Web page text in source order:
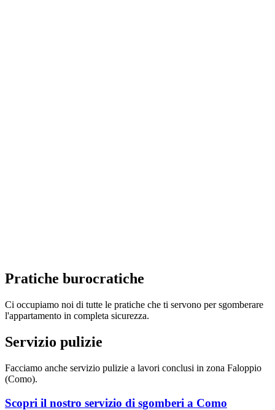
Pratiche burocratiche
Ci occupiamo noi di tutte le pratiche che ti servono per sgomberare
l'appartamento in completa sicurezza.
Servizio pulizie
Facciamo anche servizio pulizie a lavori conclusi in zona Faloppio
(Como).
Scopri il nostro servizio di sgomberi a Como